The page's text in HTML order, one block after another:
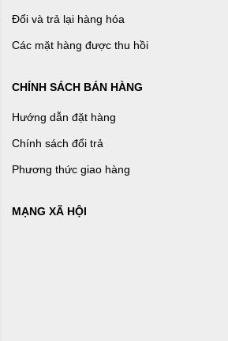
Đổi và trả lại hàng hóa
Các mặt hàng được thu hồi
CHÍNH SÁCH BÁN HÀNG
Hướng dẫn đặt hàng
Chính sách đổi trả
Phương thức giao hàng
MẠNG XÃ HỘI